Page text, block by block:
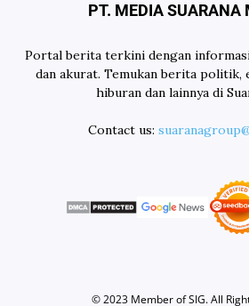
PT. MEDIA SUARANA
Portal berita terkini dengan
dan akurat. Temukan berita politik,
hiburan dan lainnya di
Contact us:
© 2023 Member ofSIG. All